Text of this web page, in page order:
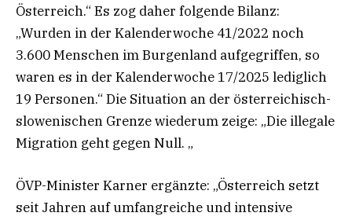
Österreich.“ Es zog daher folgende Bilanz:
„Wurden in der Kalenderwoche 41/2022 noch
3.600 Menschen im Burgenland aufgegriffen, so
waren es in der Kalenderwoche 17/2025 lediglich
19 Personen.“ Die Situation an der österreichisch-
slowenischen Grenze wiederum zeige: „Die illegale
Migration geht gegen Null. „
ÖVP-Minister Karner ergänzte: „Österreich setzt
seit Jahren auf umfangreiche und intensive